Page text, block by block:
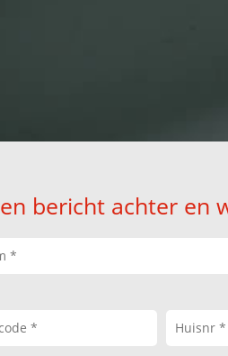
bericht achter en